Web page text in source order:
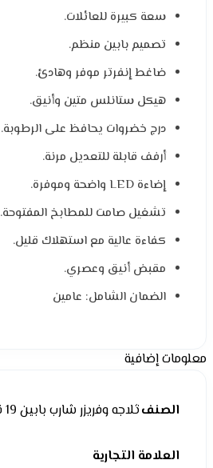
سعة كبيرة للعائلات.
تصميم بابين منظم.
ضاغط إنفرتر موفر وهادئ.
هيكل ستانلس متين وأنيق.
درج خضروات يحافظ على الرطوبة.
أرفف قابلة للتعديل مرنة.
إضاءة LED واضحة وموفرة.
تشغيل صامت للمطابخ المفتوحة.
كفاءة عالية مع استهلاك قليل.
مقبض أنيق وعصري.
الضمان الشامل: عامين
معلومات إضافية
الصنفثلاجه وفريزر شارب بابين 19 قدم – إنفرتر – ستيل
العلامة التجارية